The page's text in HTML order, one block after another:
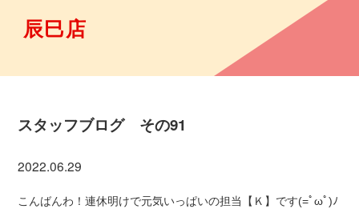
辰巳店
スタッフブログ その91
2022.06.29
こんばんわ！連休明けで元気いっぱいの担当【Ｋ】です(=ﾟωﾟ)ﾉ